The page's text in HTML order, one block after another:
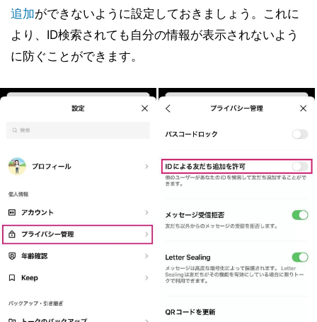
追加ができないように設定しておきましょう。これに
より、ID検索されても自分の情報が表示されないよう
に防ぐことができます。